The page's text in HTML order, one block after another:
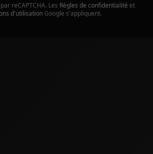
reCAPTCHA. Les Règles de confidentialité et
d'utilisationGoogle s'appliquent.